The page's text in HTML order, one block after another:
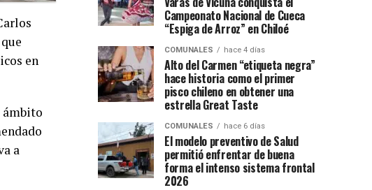
en
ámbito
a
Campeonato Nacional de Cueca
“Espiga de Arroz” en Chiloé
COMUNALES hace 4 días
Alto del Carmen “etiqueta negra”
hace historia como el primer
pisco chileno en obtener una
estrella Great Taste
COMUNALES hace 6 días
El modelo preventivo de Salud
permitió enfrentar de buena
forma el intenso sistema frontal
2026